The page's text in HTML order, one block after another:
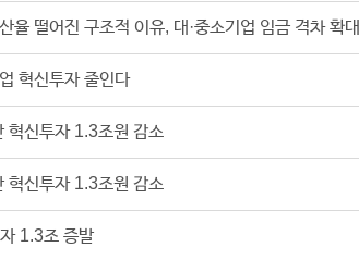
율 떨어진 구조적 이유, 대·중소기업 임금 격차 확대
혁신투자 줄인다
혁신투자 1.3조원 감소
혁신투자 1.3조원 감소
1.3조 증발